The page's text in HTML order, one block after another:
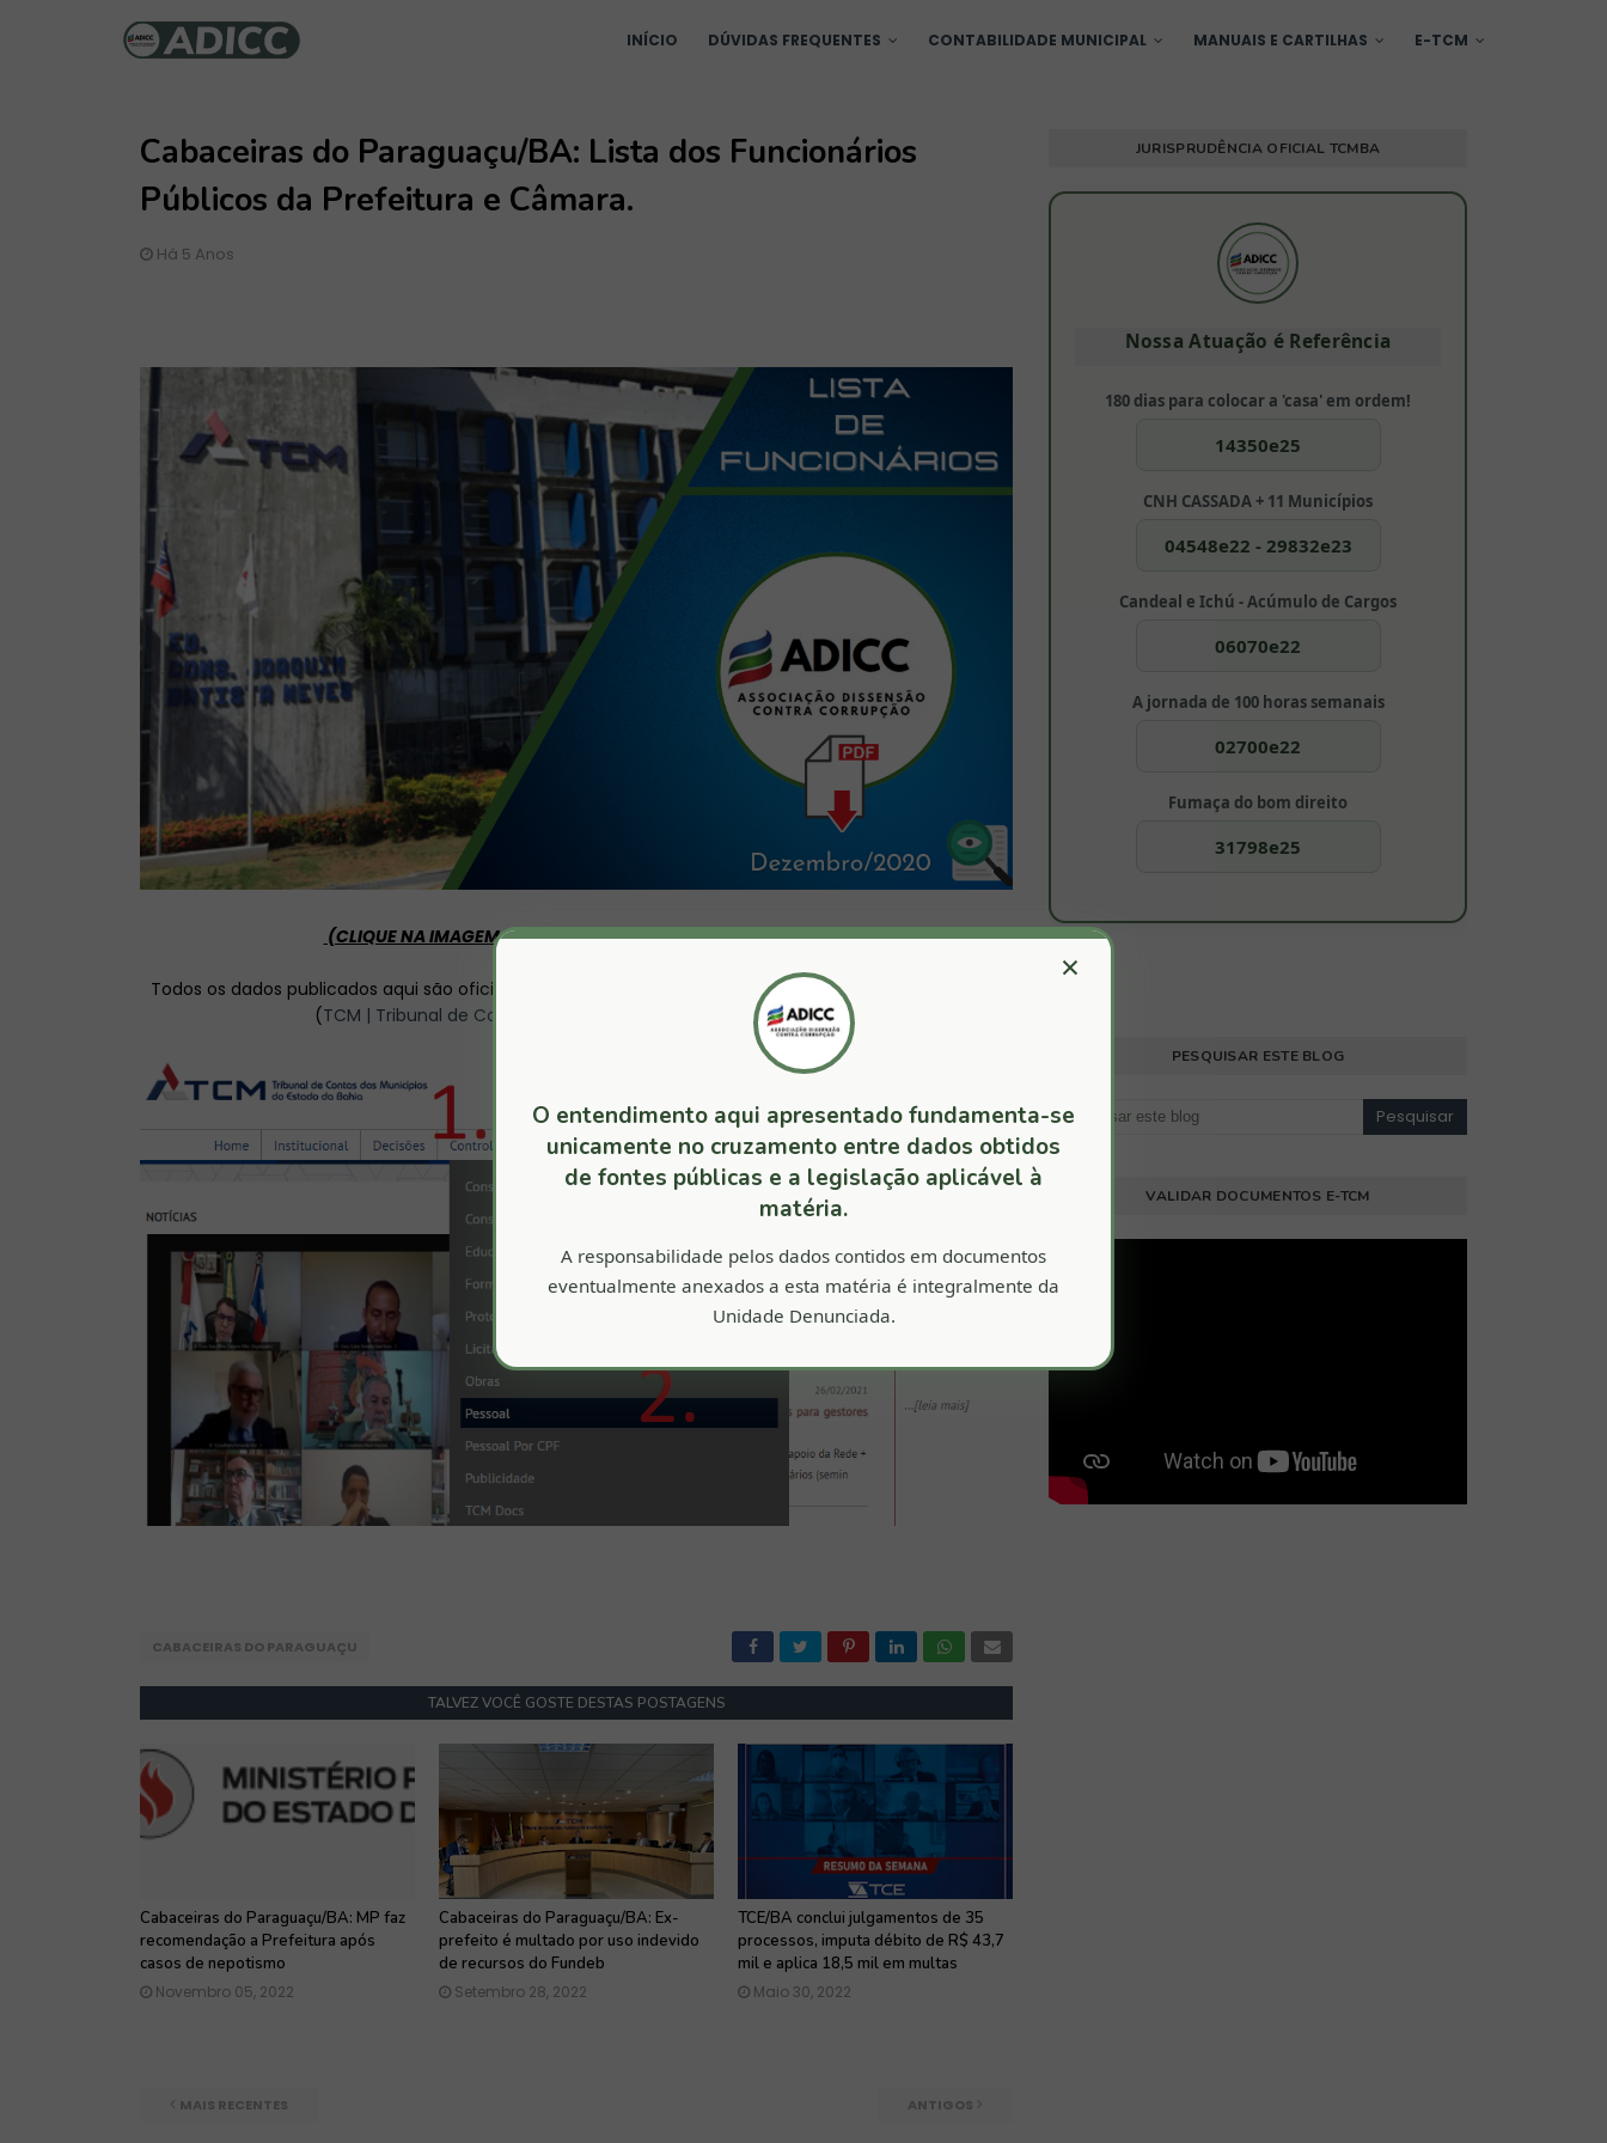
INÍCIO DÚVIDAS FREQUENTES CONTABILIDADE MUNICIPAL MANUAIS E CARTILHAS E-TCM
Cabaceiras do Paraguaçu/BA: Lista dos Funcionários
Públicos da Prefeitura e Câmara.
Há 5 Anos
(CLIQUE NA IMAGEM ACIMA PARA ACESSAR A LISTA EM PDF)
Todos os dados publicados aqui são oficiais do Tribunal de Contas dos Municípios do Estado da Bahia.
(TCM | Tribunal de Contas dos Municípios do Estado da Bahia)
CABACEIRAS DO PARAGUAÇU
TALVEZ VOCÊ GOSTE DESTAS POSTAGENS
Cabaceiras do Paraguaçu/BA: MP faz
recomendação a Prefeitura após
casos de nepotismo
Novembro 05, 2022
Cabaceiras do Paraguaçu/BA: Ex-
prefeito é multado por uso indevido
de recursos do Fundeb
Setembro 28, 2022
TCE/BA conclui julgamentos de 35
processos, imputa débito de R$ 43,7
mil e aplica 18,5 mil em multas
Maio 30, 2022
MAIS RECENTES ANTIGOS
JURISPRUDÊNCIA OFICIAL TCMBA
Nossa Atuação é Referência
180 dias para colocar a 'casa' em ordem!
14350e25
CNH CASSADA + 11 Municípios
04548e22 - 29832e23
Candeal e Ichú - Acúmulo de Cargos
06070e22
A jornada de 100 horas semanais
02700e22
Fumaça do bom direito
31798e25
×
O entendimento aqui apresentado fundamenta-se
unicamente no cruzamento entre dados obtidos
de fontes públicas e a legislação aplicável à
matéria.
A responsabilidade pelos dados contidos em documentos
eventualmente anexados a esta matéria é integralmente da
Unidade Denunciada.
PESQUISAR ESTE BLOG
VALIDAR DOCUMENTOS E-TCM